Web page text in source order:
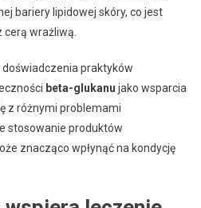
bariery lipidowej skóry, co jest
cerą wrażliwą.
praktyków
beta-glukanu jako wsparcia
z różnymi problemami
stosowanie produktów
znacząco wpłynąć na kondycję